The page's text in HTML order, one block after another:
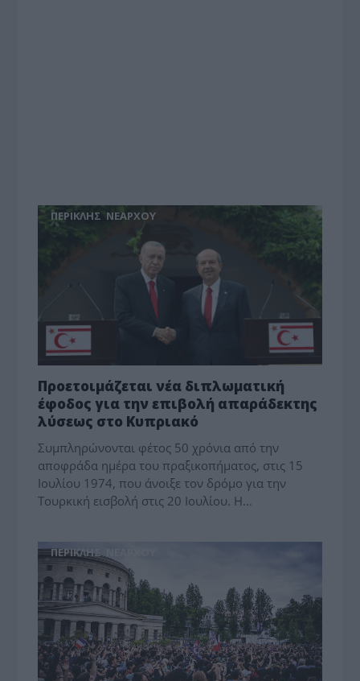
ΠΕΡΙΚΛΗΣ ΝΕΑΡΧΟΥ
Προετοιμάζεται νέα διπλωματική
έφοδος για την επιβολή απαράδεκτης
λύσεως στο Κυπριακό
Συμπληρώνονται φέτος 50 χρόνια από την
αποφράδα ημέρα του πραξικοπήματος, στις 15
Ιουλίου 1974, που άνοιξε τον δρόμο για την
Τουρκική εισβολή στις 20 Ιουλίου. Η…
ΠΕΡΙΚΛΗΣ ΝΕΑΡΧΟΥ